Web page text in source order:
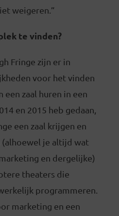
weigeren.”
te vinden?
Fringe zijn er in
voor het vinden
een zaal huren in een
en 2015 heb gedaan,
een zaal krijgen en
je altijd wat
en dergelijke)
theaters die
programmeren.
marketing en een